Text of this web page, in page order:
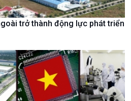
Thời sự
Thời sự 6h
Thời sự 12h
trở thành động lực phát triển